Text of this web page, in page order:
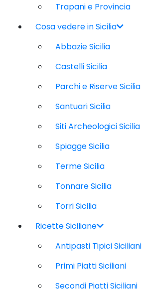
Trapani e Provincia
Cosa vedere in Sicilia
Abbazie Sicilia
Castelli Sicilia
Parchi e Riserve Sicilia
Santuari Sicilia
Siti Archeologici Sicilia
Spiagge Sicilia
Terme Sicilia
Tonnare Sicilia
Torri Sicilia
Ricette Siciliane
Antipasti Tipici Siciliani
Primi Piatti Siciliani
Secondi Piatti Siciliani